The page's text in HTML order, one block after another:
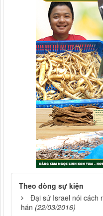
Theo dòng sự kiện
Đại sứ Israel nói cách
hán (22/03/2016)